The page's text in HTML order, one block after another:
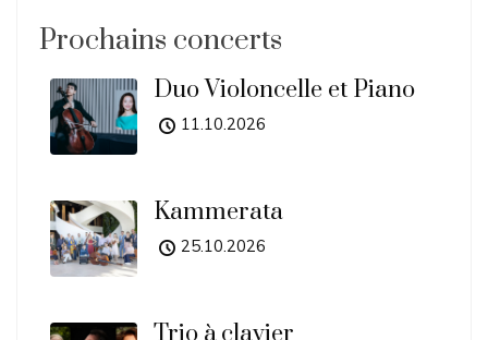
Prochains concerts
Duo Violoncelle et Piano
11.10.2026
Kammerata
25.10.2026